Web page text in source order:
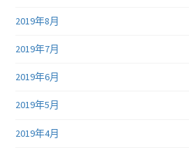
2019年8月
2019年7月
2019年6月
2019年5月
2019年4月